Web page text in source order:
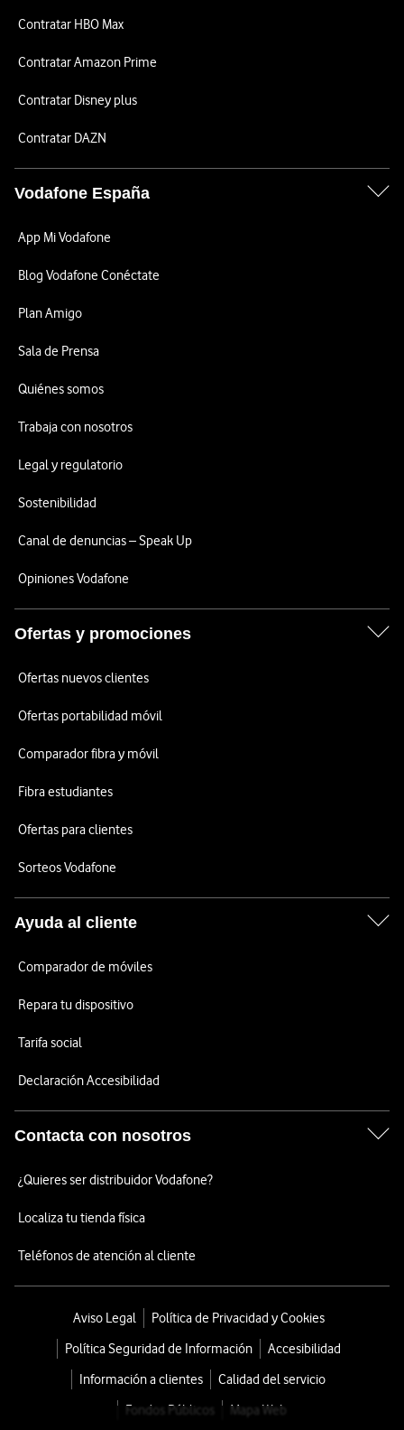
Contratar HBO Max
Contratar Amazon Prime
Contratar Disney plus
Contratar DAZN
Vodafone España
App Mi Vodafone
Blog Vodafone Conéctate
Plan Amigo
Sala de Prensa
Quiénes somos
Trabaja con nosotros
Legal y regulatorio
Sostenibilidad
Canal de denuncias – Speak Up
Opiniones Vodafone
Ofertas y promociones
Ofertas nuevos clientes
Ofertas portabilidad móvil
Comparador fibra y móvil
Fibra estudiantes
Ofertas para clientes
Sorteos Vodafone
Ayuda al cliente
Comparador de móviles
Repara tu dispositivo
Tarifa social
Declaración Accesibilidad
Contacta con nosotros
¿Quieres ser distribuidor Vodafone?
Localiza tu tienda física
Teléfonos de atención al cliente
Aviso Legal
Política de Privacidad y Cookies
Política Seguridad de Información
Accesibilidad
Información a clientes
Calidad del servicio
Fondos Públicos
Mapa Web